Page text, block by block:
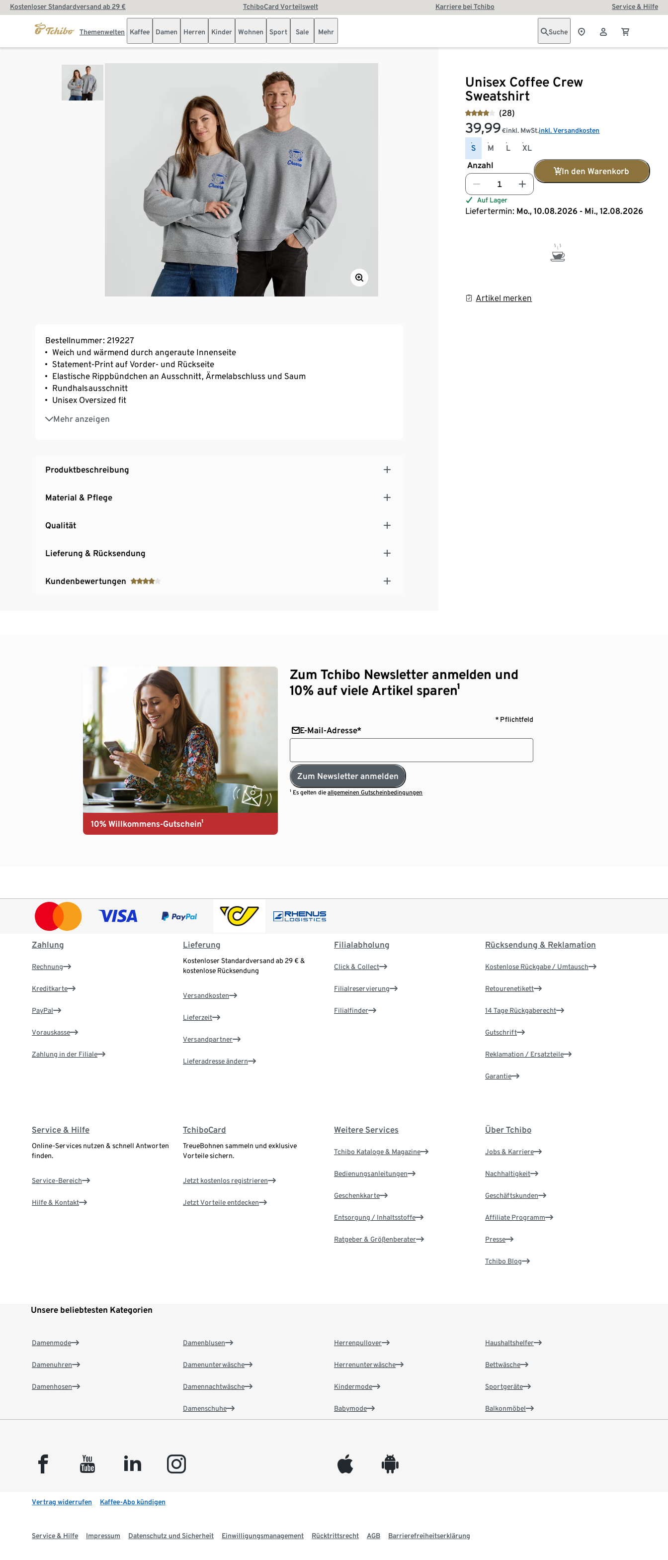
Kostenloser Standardversand ab 29 € TchiboCard Vorteilswelt Karriere bei Tchibo Service & Hilfe
Themenwelten Kaffee Damen Herren Kinder Wohnen Sport Sale Mehr Suche
Unisex Coffee Crew
Sweatshirt
(28)
39,99 €inkl. MwSt.inkl. Versandkosten
S M L XL
Anzahl
In den Warenkorb
Auf Lager
Liefertermin: Mo., 10.08.2026 - Mi., 12.08.2026
Artikel merken
Bestellnummer: 219227
Weich und wärmend durch angeraute Innenseite
Statement-Print auf Vorder- und Rückseite
Elastische Rippbündchen an Ausschnitt, Ärmelabschluss und Saum
Rundhalsausschnitt
Unisex Oversized fit
Mehr anzeigen
Schwerere Stoffqualität: 350 gsm
GOTS organic, zertifiziert durch CERES-1057
Produktbeschreibung
Material & Pflege
Qualität
Lieferung & Rücksendung
Kundenbewertungen
10% Willkommens-Gutschein¹
Zum Tchibo Newsletter anmelden und
10% auf viele Artikel sparen¹
* Pflichtfeld
E-Mail-Adresse*
Zum Newsletter anmelden
¹ Es gelten dieallgemeinen Gutscheinbedingungen
Zahlung
Rechnung
Kreditkarte
PayPal
Vorauskasse
Zahlung in der Filiale
Lieferung
Kostenloser Standardversand ab 29 € &
kostenlose Rücksendung
Versandkosten
Lieferzeit
Versandpartner
Lieferadresse ändern
Filialabholung
Click & Collect
Filialreservierung
Filialfinder
Rücksendung & Reklamation
Kostenlose Rückgabe / Umtausch
Retourenetikett
14 Tage Rückgaberecht
Gutschrift
Reklamation / Ersatzteile
Garantie
Service & Hilfe
Online-Services nutzen & schnell Antworten
finden.
Service-Bereich
Hilfe & Kontakt
TchiboCard
TreueBohnen sammeln und exklusive
Vorteile sichern.
Jetzt kostenlos registrieren
Jetzt Vorteile entdecken
Weitere Services
Tchibo Kataloge & Magazine
Bedienungsanleitungen
Geschenkkarte
Entsorgung / Inhaltsstoffe
Ratgeber & Größenberater
Über Tchibo
Jobs & Karriere
Nachhaltigkeit
Geschäftskunden
Affiliate Programm
Presse
Tchibo Blog
Unsere beliebtesten Kategorien
Damenmode
Damenuhren
Damenhosen
Damenblusen
Damenunterwäsche
Damennachtwäsche
Damenschuhe
Herrenpullover
Herrenunterwäsche
Kindermode
Babymode
Haushaltshelfer
Bettwäsche
Sportgeräte
Balkonmöbel
facebook youtube linkedin instagram appleinc android
Vertrag widerrufen Kaffee-Abo kündigen
Service & Hilfe Impressum Datenschutz und Sicherheit Einwilligungsmanagement Rücktrittsrecht AGB Barrierefreiheitserklärung